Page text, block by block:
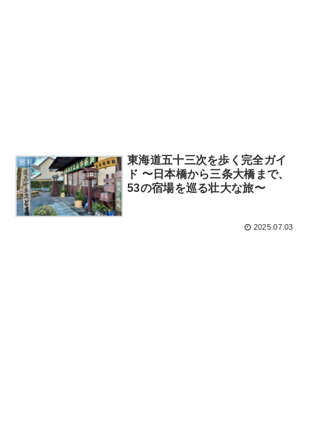
巡礼
東海道五十三次を歩く完全ガイ
ド 〜日本橋から三条大橋まで、
53の宿場を巡る壮大な旅〜
2025.07.03